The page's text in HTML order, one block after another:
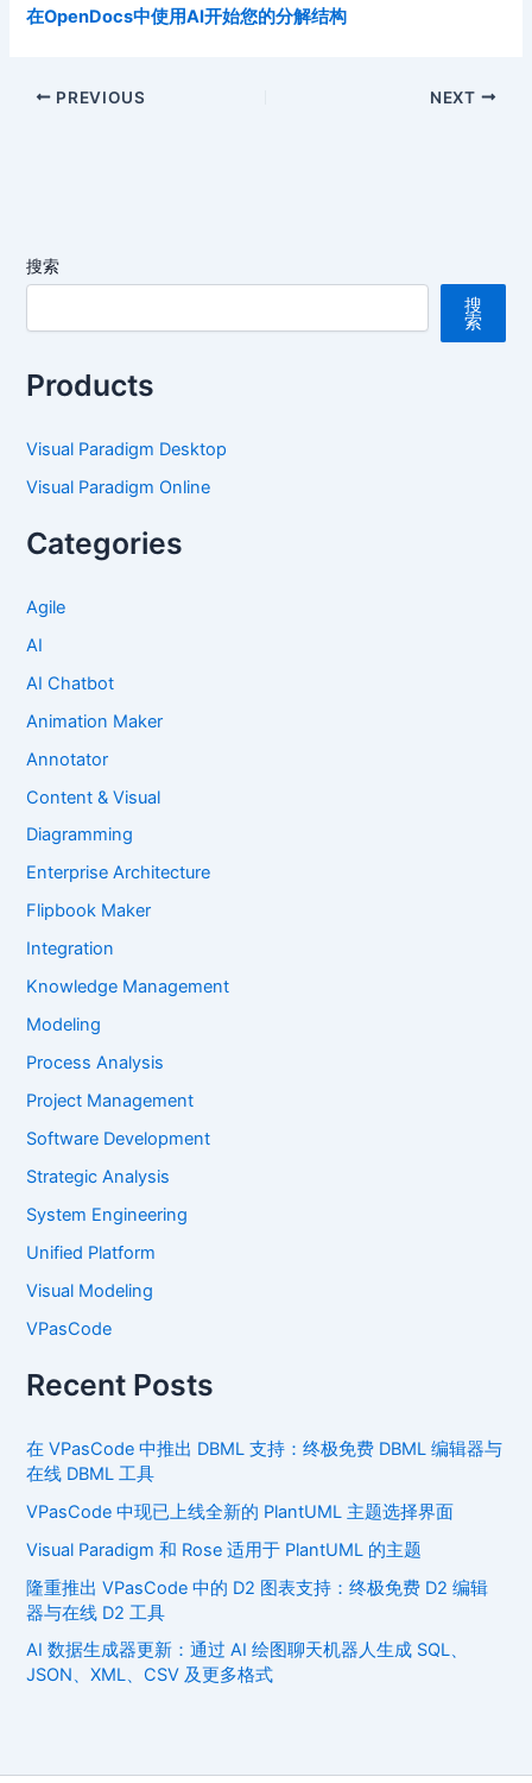
在OpenDocs中使用AI开始您的分解结构
PREVIOUS NEXT
搜索
搜
索
Products
Visual Paradigm Desktop
Visual Paradigm Online
Categories
Agile
AI
AI Chatbot
Animation Maker
Annotator
Content & Visual
Diagramming
Enterprise Architecture
Flipbook Maker
Integration
Knowledge Management
Modeling
Process Analysis
Project Management
Software Development
Strategic Analysis
System Engineering
Unified Platform
Visual Modeling
VPasCode
Recent Posts
在 VPasCode 中推出 DBML 支持：终极免费 DBML 编辑器与
在线 DBML 工具
VPasCode 中现已上线全新的 PlantUML 主题选择界面
Visual Paradigm 和 Rose 适用于 PlantUML 的主题
隆重推出 VPasCode 中的 D2 图表支持：终极免费 D2 编辑
器与在线 D2 工具
AI 数据生成器更新：通过 AI 绘图聊天机器人生成 SQL、
JSON、XML、CSV 及更多格式